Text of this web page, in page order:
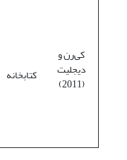
کی‌رن و
دیجلیت
(2011) کتابخانه